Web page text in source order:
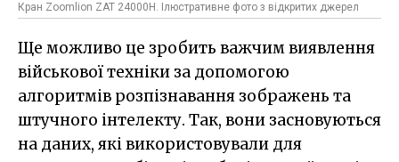
Кран Zoomlion ZAT 24000H. Ілюстративне фото з відкритих джерел
Ще можливо це зробить важчим виявлення
військової техніки за допомогою
алгоритмів розпізнавання зображень та
штучного інтелекту. Так, вони засновуються
на даних, які використовували для